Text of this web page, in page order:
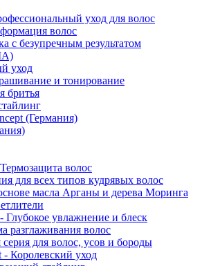
уход для волос
волос
с безупречным результатом
уход
и тонирование
бритья
(Германия)
волос
для всех типов кудрявых волос
масла Арганы и дерева Моринга
увлажнение и блеск
разглаживания волос
для волос, усов и бороды
Королевский уход